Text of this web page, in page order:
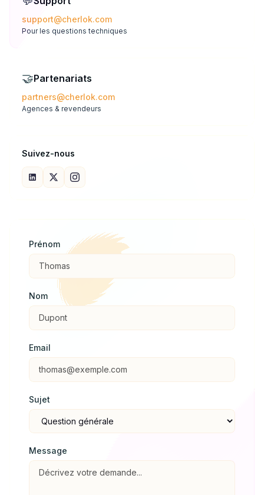
support@cherlok.com
Pour les questions techniques
🤝Partenariats
partners@cherlok.com
Agences & revendeurs
Suivez-nous
Prénom
Nom
Email
Sujet
Message